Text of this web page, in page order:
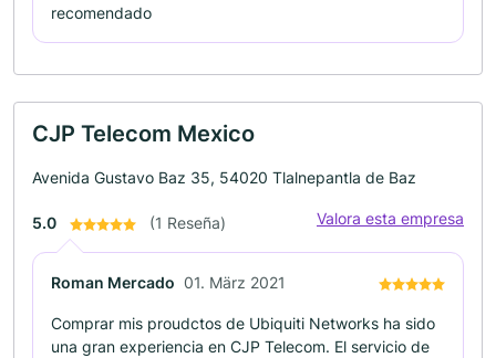
recomendado
CJP Telecom Mexico
Avenida Gustavo Baz 35, 54020 Tlalnepantla de Baz
5.0 (1 Reseña) Valora esta empresa
Roman Mercado 01. März 2021
Comprar mis proudctos de Ubiquiti Networks ha sido
una gran experiencia en CJP Telecom. El servicio de